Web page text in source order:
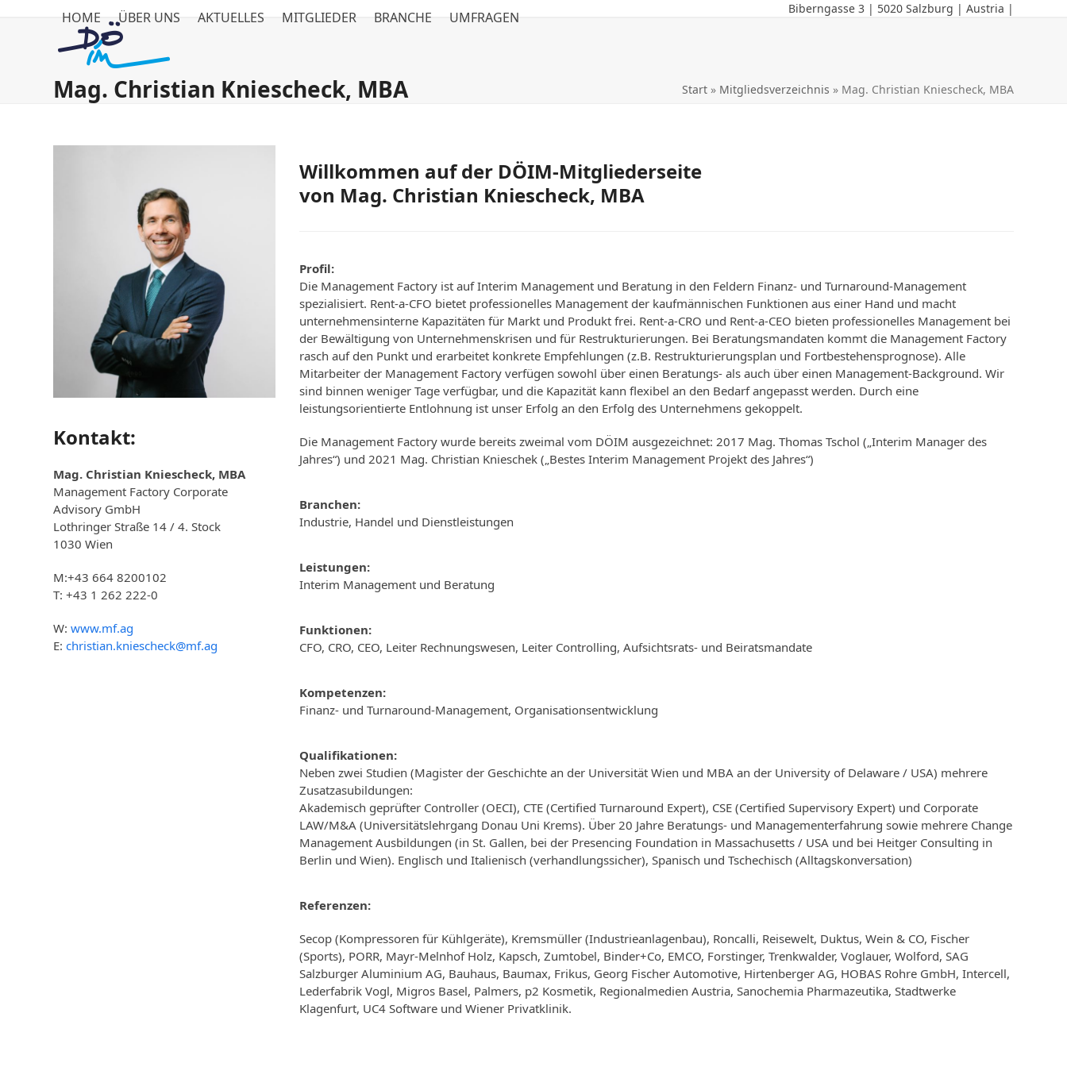
Biberngasse 3 | 5020 Salzburg | Austria |
HOME ÜBER UNS AKTUELLES MITGLIEDER BRANCHE UMFRAGEN
Mag. Christian Kniescheck, MBA Start» Mitgliedsverzeichnis » Mag. Christian Kniescheck, MBA
Kontakt:
Mag. Christian Kniescheck, MBA
Management Factory Corporate
Advisory GmbH
Lothringer Straße 14 / 4. Stock
1030 Wien
M:+43 664 8200102
T: +43 1 262 222-0
W:www.mf.ag
E:christian.kniescheck@mf.ag
Willkommen auf der DÖIM-Mitgliederseite
von Mag. Christian Kniescheck, MBA
Profil:
Die Management Factory ist auf Interim Management und Beratung in den Feldern Finanz- und Turnaround-Management
spezialisiert. Rent-a-CFO bietet professionelles Management der kaufmännischen Funktionen aus einer Hand und macht
unternehmensinterne Kapazitäten für Markt und Produkt frei. Rent-a-CRO und Rent-a-CEO bieten professionelles Management bei
der Bewältigung von Unternehmenskrisen und für Restrukturierungen. Bei Beratungsmandaten kommt die Management Factory
rasch auf den Punkt und erarbeitet konkrete Empfehlungen (z.B. Restrukturierungsplan und Fortbestehensprognose). Alle
Mitarbeiter der Management Factory verfügen sowohl über einen Beratungs- als auch über einen Management-Background. Wir
sind binnen weniger Tage verfügbar, und die Kapazität kann flexibel an den Bedarf angepasst werden. Durch eine
leistungsorientierte Entlohnung ist unser Erfolg an den Erfolg des Unternehmens gekoppelt.
Die Management Factory wurde bereits zweimal vom DÖIM ausgezeichnet: 2017 Mag. Thomas Tschol („Interim Manager des
Jahres“) und 2021 Mag. Christian Knieschek („Bestes Interim Management Projekt des Jahres“)
Branchen:
Industrie, Handel und Dienstleistungen
Leistungen:
Interim Management und Beratung
Funktionen:
CFO, CRO, CEO, Leiter Rechnungswesen, Leiter Controlling, Aufsichtsrats- und Beiratsmandate
Kompetenzen:
Finanz- und Turnaround-Management, Organisationsentwicklung
Qualifikationen:
Neben zwei Studien (Magister der Geschichte an der Universität Wien und MBA an der University of Delaware / USA) mehrere
Zusatzasubildungen:
Akademisch geprüfter Controller (OECI), CTE (Certified Turnaround Expert), CSE (Certified Supervisory Expert) und Corporate
LAW/M&A (Universitätslehrgang Donau Uni Krems). Über 20 Jahre Beratungs- und Managementerfahrung sowie mehrere Change
Management Ausbildungen (in St. Gallen, bei der Presencing Foundation in Massachusetts / USA und bei Heitger Consulting in
Berlin und Wien). Englisch und Italienisch (verhandlungssicher), Spanisch und Tschechisch (Alltagskonversation)
Referenzen:
Secop (Kompressoren für Kühlgeräte), Kremsmüller (Industrieanlagenbau), Roncalli, Reisewelt, Duktus, Wein & CO, Fischer
(Sports), PORR, Mayr-Melnhof Holz, Kapsch, Zumtobel, Binder+Co, EMCO, Forstinger, Trenkwalder, Voglauer, Wolford, SAG
Salzburger Aluminium AG, Bauhaus, Baumax, Frikus, Georg Fischer Automotive, Hirtenberger AG, HOBAS Rohre GmbH, Intercell,
Lederfabrik Vogl, Migros Basel, Palmers, p2 Kosmetik, Regionalmedien Austria, Sanochemia Pharmazeutika, Stadtwerke
Klagenfurt, UC4 Software und Wiener Privatklinik.